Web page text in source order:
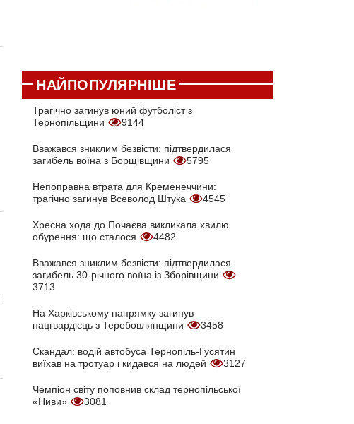
НАЙПОПУЛЯРНІШЕ
Трагічно загинув юний футболіст з
Тернопільщини
9144
Вважався зниклим безвісти: підтвердилася
загибель воїна з Борщівщини
5795
Непоправна втрата для Кременеччини:
трагічно загинув Всеволод Штука
4545
Хресна хода до Почаєва викликала хвилю
обурення: що сталося
4482
Вважався зниклим безвісти: підтвердилася
загибель 30-річного воїна із Зборівщини
3713
На Харківському напрямку загинув
нацгвардієць з Теребовлянщини
3458
Скандал: водій автобуса Тернопіль-Гусятин
виїхав на тротуар і кидався на людей
3127
Чемпіон світу поповнив склад тернопільської
«Ниви»
3081